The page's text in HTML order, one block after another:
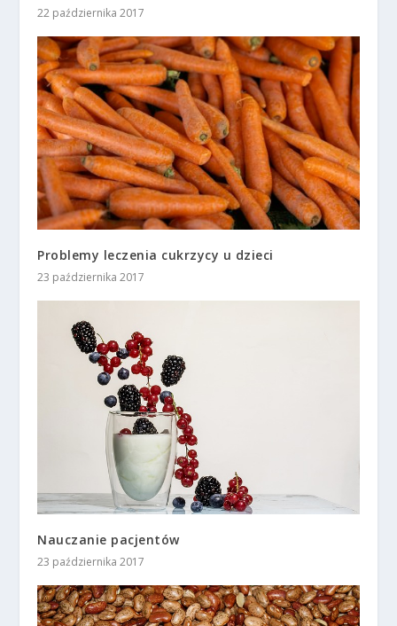
22 października 2017
Problemy leczenia cukrzycy u dzieci
23 października 2017
Nauczanie pacjentów
23 października 2017